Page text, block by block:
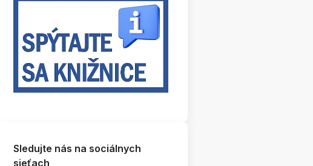
Sledujte nás na sociálnych
sieťach